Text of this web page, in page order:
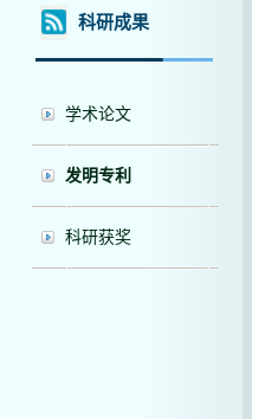
科研成果
学术论文
发明专利
科研获奖